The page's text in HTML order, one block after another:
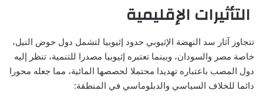
التأثيرات الإقليمية
تتجاوز آثار سد النهضة الإثيوبي حدود إثيوبيا لتشمل دول حوض النيل،
خاصة مصر والسودان، وبينما تعتبره إثيوبيا مصدرا للتنمية، تنظر إليه
دول المصب باعتباره تهديدا محتملا لحصصها المائية، مما جعله محورا
دائما للخلاف السياسي والدبلوماسي في المنطقة: